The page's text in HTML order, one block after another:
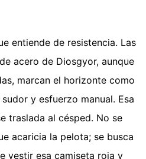
entiende de resistencia. Las
acero de Diosgyor, aunque
marcan el horizonte como
y esfuerzo manual. Esa
traslada al césped. No se
acaricia la pelota; se busca
vestir esa camiseta roja y